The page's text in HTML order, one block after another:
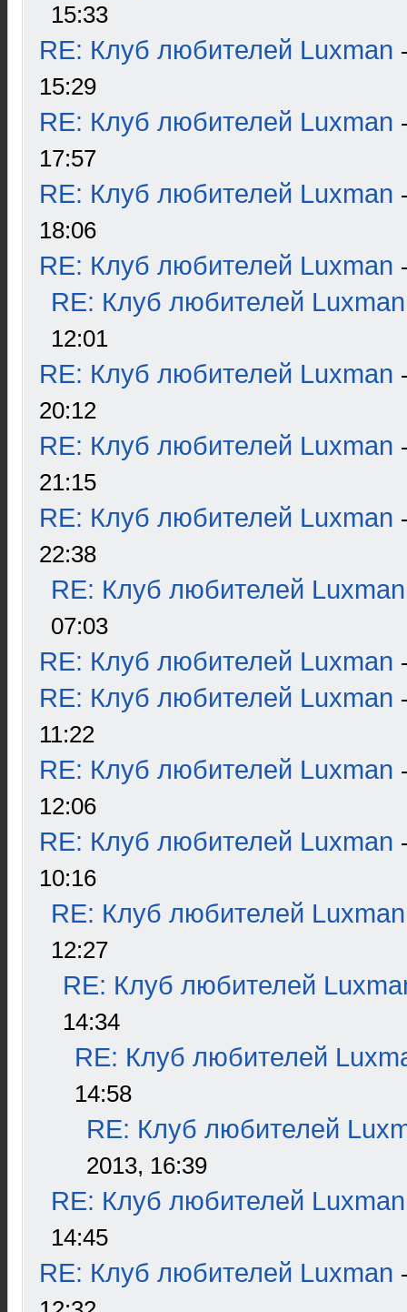
15:33
RE: Клуб любителей Luxman
15:29
RE: Клуб любителей Luxman
17:57
RE: Клуб любителей Luxman
18:06
RE: Клуб любителей Luxman
RE: Клуб любителей Luxman
12:01
RE: Клуб любителей Luxman
20:12
RE: Клуб любителей Luxman
21:15
RE: Клуб любителей Luxman
22:38
RE: Клуб любителей Luxman
07:03
RE: Клуб любителей Luxman
RE: Клуб любителей Luxman
11:22
RE: Клуб любителей Luxman
12:06
RE: Клуб любителей Luxman
10:16
RE: Клуб любителей Luxman
12:27
RE: Клуб любителей
14:34
RE: Клуб любителей
14:58
RE: Клуб любителей
2013, 16:39
RE: Клуб любителей Luxman
14:45
RE: Клуб любителей Luxman